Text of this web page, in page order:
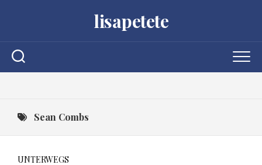
lisapetete
Sean Combs
UNTERWEGS